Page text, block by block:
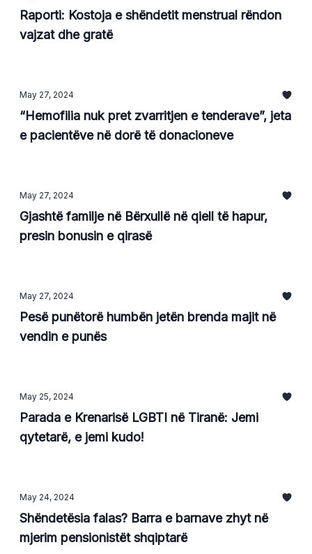
Raporti: Kostoja e shëndetit menstrual rëndon
vajzat dhe gratë
May 27, 2024
“Hemofilia nuk pret zvarritjen e tenderave”, jeta
e pacientëve në dorë të donacioneve
May 27, 2024
Gjashtë familje në Bërxullë në qiell të hapur,
presin bonusin e qirasë
May 27, 2024
Pesë punëtorë humbën jetën brenda majit në
vendin e punës
May 25, 2024
Parada e Krenarisë LGBTI në Tiranë: Jemi
qytetarë, e jemi kudo!
May 24, 2024
Shëndetësia falas? Barra e barnave zhyt në
mjerim pensionistët shqiptarë